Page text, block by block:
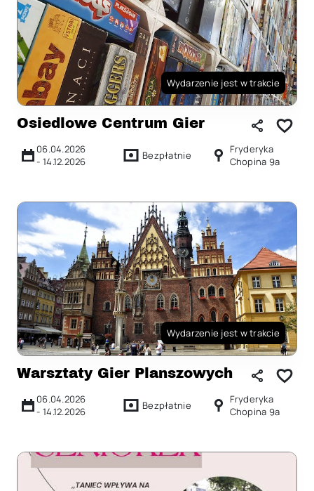
Wydarzenie jest w trakcie
Osiedlowe Centrum Gier
06.04.2026
- 14.12.2026 Bezpłatnie
Fryderyka
Chopina 9a
Wydarzenie jest w trakcie
Warsztaty Gier Planszowych
06.04.2026
- 14.12.2026 Bezpłatnie
Fryderyka
Chopina 9a